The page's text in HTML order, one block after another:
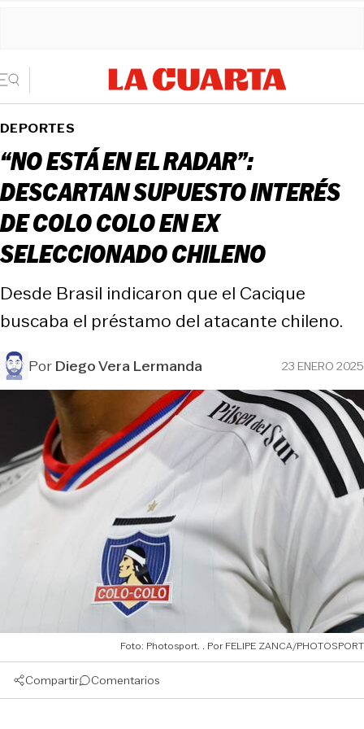
DEPORTES
“NO ESTÁ EN EL RADAR”:
DESCARTAN SUPUESTO INTERÉS
DE COLO COLO EN EX
SELECCIONADO CHILENO
Desde Brasil indicaron que el Cacique
buscaba el préstamo del atacante chileno.
PorDiego Vera Lermanda 23 ENERO 2025
Foto: Photosport. FELIPE ZANCA/PHOTOSPORT
Compartir Comentarios